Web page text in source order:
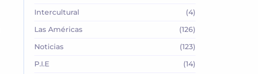
Intercultural
(4)
Las Américas
(126)
Noticias
(123)
P.I.E
(14)